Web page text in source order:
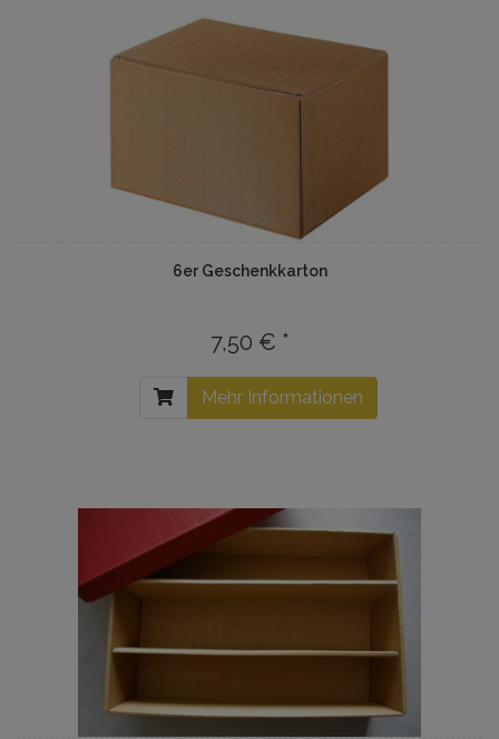
6er Geschenkkarton
7,50 € *
Mehr Informationen